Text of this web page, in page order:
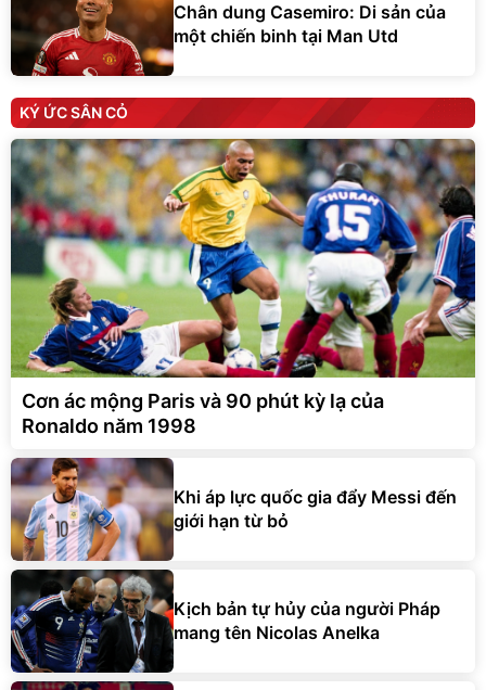
Chân dung Casemiro: Di sản của
một chiến binh tại Man Utd
KÝ ỨC SÂN CỎ
Cơn ác mộng Paris và 90 phút kỳ lạ của
Ronaldo năm 1998
Khi áp lực quốc gia đẩy Messi đến
giới hạn từ bỏ
Kịch bản tự hủy của người Pháp
mang tên Nicolas Anelka